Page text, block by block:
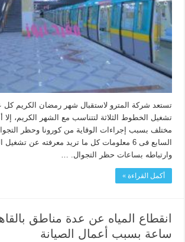
تستعد شركة المترو لاستقبال شهر رمضان الكريم كل
تشغيل الخطوط الثلاثة لتتناسب مع الشهر الكريم، إلا
مختلف بسبب إجراءات الوقاية من كورونا وحظر
السابع فى 6 معلومات كل ما تريد معرفته عن
وارتباطه بساعات حظر التجوال. …
أكمل القراءة »
ساعة بسبب أعمال الصيانة